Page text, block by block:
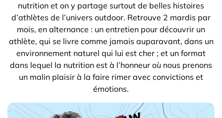
nutrition et on y partage surtout de belles histoires
d’athlètes de l’univers outdoor. Retrouve 2 mardis par
mois, en alternance : un entretien pour découvrir un
athlète, qui se livre comme jamais auparavant, dans un
environnement naturel qui lui est cher ; et un format
dans lequel la nutrition est à l’honneur où nous prenons
un malin plaisir à la faire rimer avec convictions et
émotions.